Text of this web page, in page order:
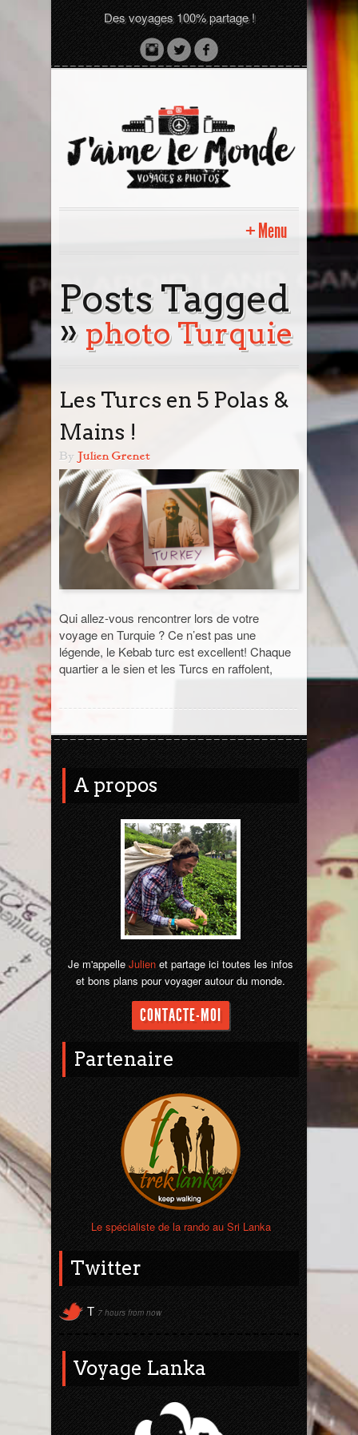
Des voyages 100% partage !
Menu
Accueil
Sri Lanka avec moi
Prochain départ avec moi
Road Book : Voyage en liberté
Road Book : Devis
Destinations
Europe
Angleterre
Allemagne
Belgique
Catalogne
Suisse
Cambodge
Canada
Nouveau Brunswick
Yukon
Cap-Vert
Chine
Egypte
Guatemala
Inde
Jordanie
La Réunion
Madagascar
Malaisie
Maroc
Népal
Ouzbékistan
Pérou
Sénégal
Sri Lanka
Thaïlande
Turquie
Photos & Infos en vrac
Des Polas & des Mains !
Infos en vrac
Ça parle de photo
Ma galerie photo vintage
Posts Tagged
» photo Turquie
Les Turcs en 5 Polas &
Mains !
By Julien Grenet
Qui allez-vous rencontrer lors de votre
voyage en Turquie ? Ce n’est pas une
légende, le Kebab turc est excellent! Chaque
quartier a le sien et les Turcs en raffolent,
A propos
Je m'appelle Julien et partage ici toutes les infos
et bons plans pour voyager autour du monde.
CONTACTE-MOI
Partenaire
Le spécialiste de la rando au Sri Lanka
Twitter
T 7 hours from now
Voyage Lanka